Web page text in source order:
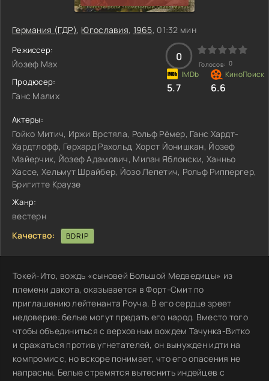
Германия (ГДР), Югославия, 1965, 01:32 мин
Режиссер:
Йозеф Мах
Продюсер:
Ганс Малих
0
Голосов: 0
5.7 6.6
Актеры:
Гойко Митич, Иржи Врстяла, Рольф Рёмер, Ганс Хардт-
Хардтлофф, Герхард Рахольд, Хорст Йонишкан, Йозеф
Майерчик, Йозеф Адамович, Милан Яблонски, Ханньо
Хассе, Хельмут Шрайбер, Йозо Лепетич, Рольф Риппергер,
Бригитте Краузе
Жанр:
вестерн
Качество:
BDRIP
Токей-Ито, вождь «сыновей Большой Медведицы» из
племени дакота, оказывается в Форт-Смит по
приглашению лейтенанта Роуча. В его сердце зреет
недоверие: белые могут предать его народ. Вместо того
чтобы объединиться с верховным вождем Тачунка-Витко
и сражаться против угнетателей, он вынужден идти на
компромисс, но вскоре понимает, что его опасения не
напрасны. Белые стремятся вытеснить индейцев с